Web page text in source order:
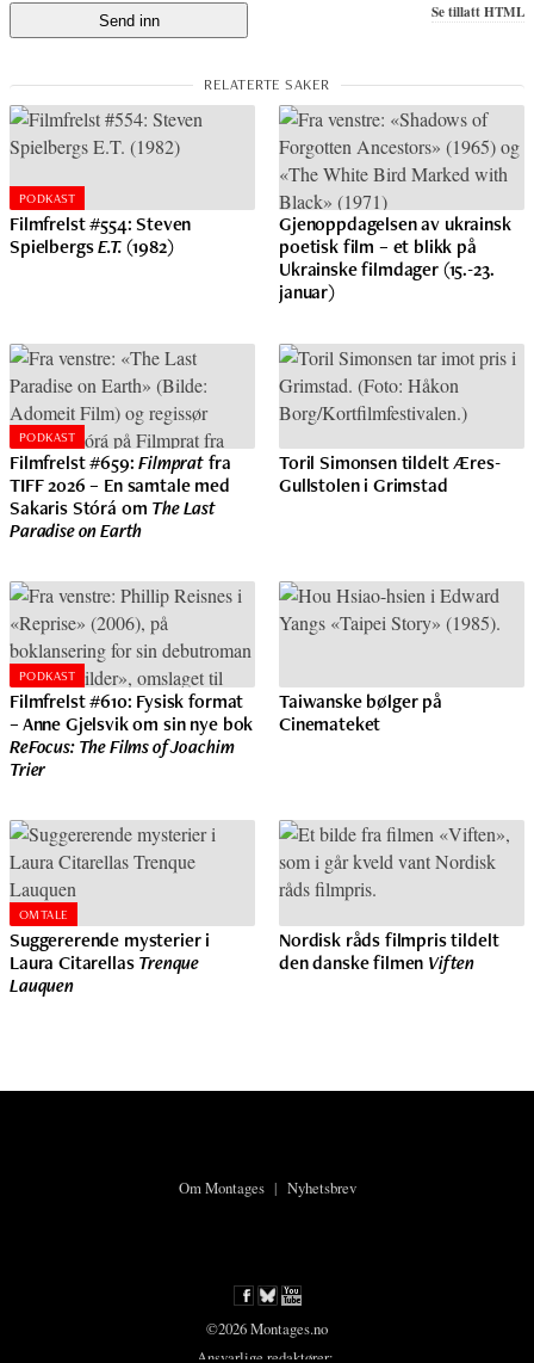
Se tillatt HTML
PODKAST
Filmfrelst #554: Steven
SpielbergsE.T.(1982)
Gjenoppdagelsen av ukrainsk
poetisk film – et blikk på
Ukrainske filmdager (15.-23.
januar)
PODKAST
Filmfrelst #659:Filmpratfra
TIFF 2026 – En samtale med
Sakaris Stórá om The Last
Paradise on Earth
Toril Simonsen tildelt Æres-
Gullstolen i Grimstad
PODKAST
Filmfrelst #610: Fysisk format
– Anne Gjelsvik om sin nye bok
ReFocus: The Films of Joachim
Trier
Taiwanske bølger på
Cinemateket
OMTALE
Suggererende mysterier i
Laura CitarellasTrenque
Lauquen
Nordisk råds filmpris tildelt
den danske filmen Viften
Om Montages| Nyhetsbrev
©2026 Montages.no
Ansvarlige redaktører: